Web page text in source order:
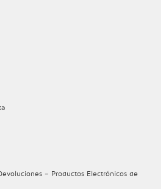
– Productos Electrónicos de